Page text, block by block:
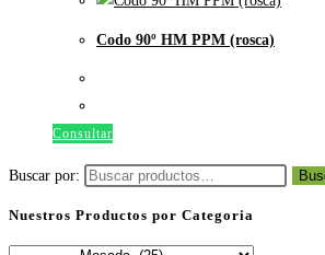
Codo 90º HM PPM (rosca)
Consultar
Buscar por:
Nuestros Productos por Categoria